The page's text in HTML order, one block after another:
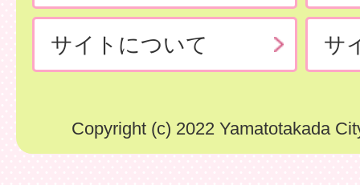
サイトについて サ
Copyright (c) 2022 Yamatotakada